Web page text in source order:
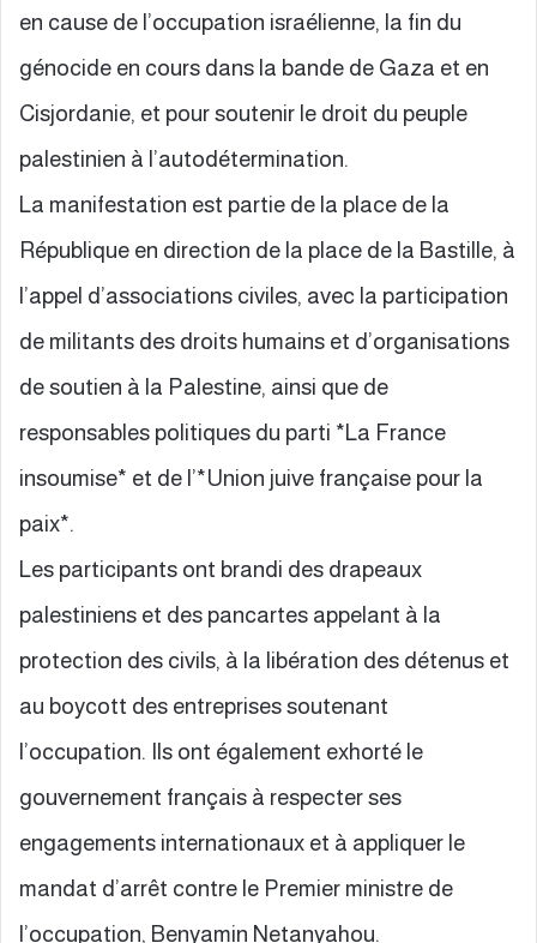
en cause de l’occupation israélienne, la fin du
génocide en cours dans la bande de Gaza et en
Cisjordanie, et pour soutenir le droit du peuple
palestinien à l’autodétermination.
La manifestation est partie de la place de la
République en direction de la place de la Bastille, à
l’appel d’associations civiles, avec la participation
de militants des droits humains et d’organisations
de soutien à la Palestine, ainsi que de
responsables politiques du parti *La France
insoumise* et de l’*Union juive française pour la
paix*.
Les participants ont brandi des drapeaux
palestiniens et des pancartes appelant à la
protection des civils, à la libération des détenus et
au boycott des entreprises soutenant
l’occupation. Ils ont également exhorté le
gouvernement français à respecter ses
engagements internationaux et à appliquer le
mandat d’arrêt contre le Premier ministre de
l’occupation, Benyamin Netanyahou.